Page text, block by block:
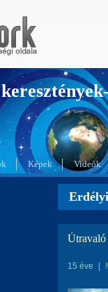
Képek Videók
Útravaló
15 éve